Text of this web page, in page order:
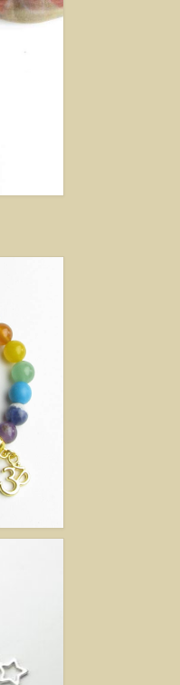
nem csak a kő színe és
követ befoglalom. (Mindig
hogyan lehet biztossá tenni
hogy az adott modellből
ugyanolyan formára
között ettől és az alkotói
A kőbefoglalásos
féldrágakő, kristály
minden vélt vagy tapasztalt
szépségét. Ha
talál, amelyeket csak
a Harmónia Ékszerek
emelik ki. Nagy gonddal
megfelelnek ennek a magas
az ékszereket azoknak
féldrágakövekhez, illetve
és valami különlegesre
névnapra, karácsonyra.